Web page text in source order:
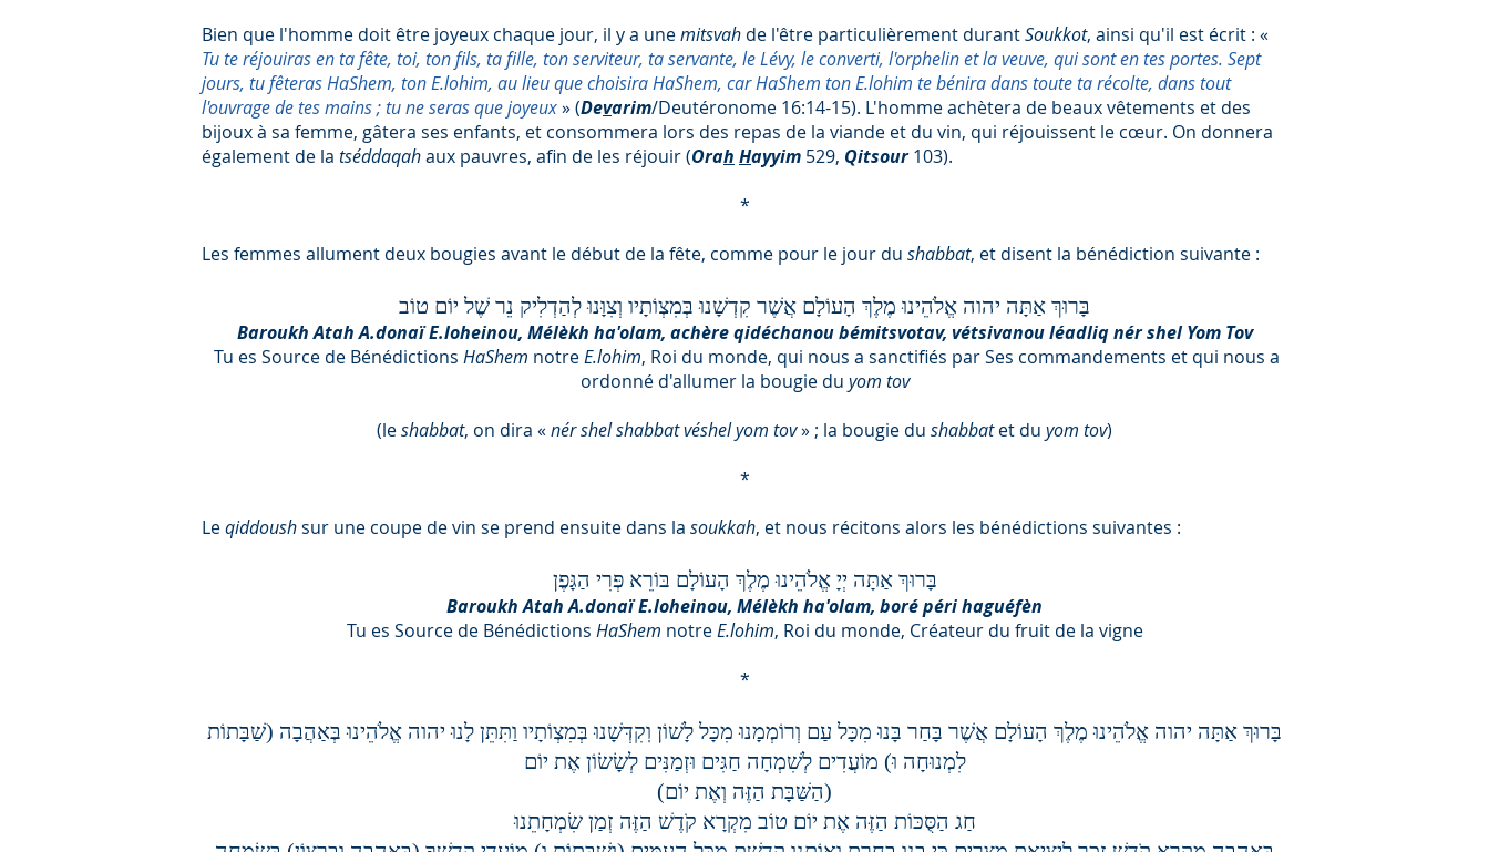
Bien que l'homme doit être joyeux chaque jour, il y a unemitsvah de l'être particulièrement durantSoukkot, ainsi qu'il est écrit : «
Tu te réjouiras en ta fête, toi, ton fils, ta fille, ton serviteur, ta servante, le Lévy, le converti, l'orphelin et la veuve, qui sont en tes portes. Sept
jours, tu fêteras HaShem, ton E.lohim, au lieu que choisira HaShem, car HaShem ton E.lohim te bénira dans toute ta récolte, dans tout
l'ouvrage de tes mains ; tu ne seras que joyeux» (Devarim/Deutéronome 16:14-15). L'homme achètera de beaux vêtements et des
bijoux à sa femme, gâtera ses enfants, et consommera lors des repas de la viande et du vin, qui réjouissent le cœur. On donnera
également de la tséddaqahaux pauvres, afin de les réjouir (Orah Hayyim 529, Qitsour103).
*
Les femmes allument deux bougies avant le début de la fête, comme pour le jour du shabbat, et disent la bénédiction suivante :
בָּרוּךְ אַתָּה יהוה אֱלֹהֵינוּ מֶלֶךְ הָעוֹלָם אֲשֶׁר קִדְשָׁנוּ בְּמִצְוֹתָיו וְצִוָּנוּ לְהַדְלִיק נֵר שֶׁל יוֹם טוֹב
Baroukh Atah A.donaï E.loheinou, Mélèkh ha'olam, achère qidéchanou bémitsvotav, vétsivanou léadliq nér shel Yom Tov
Tu es Source de Bénédictions HaShem notreE.lohim, Roi du monde, qui nous a sanctifiés par Ses commandements et qui nous a
ordonné d'allumer la bougie du yom tov
(leshabbat, on dira «nér shel shabbat véshel yom tov» ; la bougie du shabbatet du yom tov)
*
Leqiddoushsur une coupe de vin se prend ensuite dans la soukkah, et nous récitons alors les bénédictions suivantes :
בָּרוּךְ אַתָּה יְיָ אֱלֹהֵינוּ מֶלֶךְ הָעוֹלָם בּוֹרֵא פְּרִי הַגָּפֶן
Baroukh Atah A.donaï E.loheinou, Mélèkh ha'olam, boré péri haguéfèn
Tu es Source de Bénédictions HaShem notreE.lohim, Roi du monde, Créateur du fruit de la vigne
*
בָּרוּךְ אַתָּה יהוה אֱלֹהֵינוּ מֶלֶךְ הָעוֹלָם אֲשֶׁר בָּחַר בָּנוּ מִכָּל עַם וְרוֹמְמָנוּ מִכָּל לָשׁוֹן וֽקִדְּשָׁנוּ בְּמִצְוֹתָיו וַתִּתֵּן לָנוּ יהוה אֱלֹהֵינוּ בְּאַהֲבָה (שַׁבָּתוֹת
לִמְנוּחָה וּ) מוֹעֲדִים לְשִׁמְחָה חַגִּים וּזְמַנִּים לְשָׂשׂוֹן אֶת יוֹם
(הַשַּׁבָּת הַזֶּה וְאֶת יוֹם)
חַג הַסֻּכּוֹת הַזֶּה אֶת יוֹם טוֹב מִקְרָא קֹדֶשׁ הַזֶּה זְמַן שִׂמְחָתֵנוּ